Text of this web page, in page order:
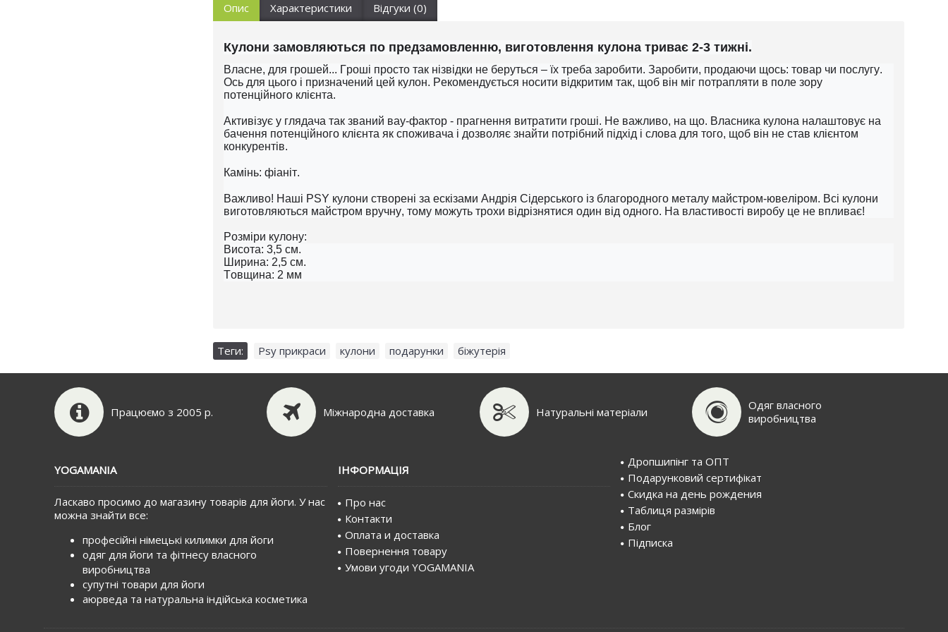
Опис Характеристики Відгуки (0)
Кулони замовляються по предзамовленню, виготовлення кулона триває 2-3 тижні.
Власне, для грошей... Гроші просто так нізвідки не беруться – їх треба заробити. Заробити, продаючи щось: товар чи послугу.
Ось для цього і призначений цей кулон. Рекомендується носити відкритим так, щоб він міг потрапляти в поле зору
потенційного клієнта.
Активізує у глядача так званий вау-фактор - прагнення витратити гроші. Не важливо, на що. Власника кулона налаштовує на
бачення потенційного клієнта як споживача і дозволяє знайти потрібний підхід і слова для того, щоб він не став клієнтом
конкурентів.
Камінь: фіаніт.
Важливо! Наші PSY кулони створені за ескізами Андрія Сідерського із благородного металу майстром-ювеліром. Всі кулони
виготовляються майстром вручну, тому можуть трохи відрізнятися один від одного. На властивості виробу це не впливає!
Розміри кулону:
Висота: 3,5 см.
Ширина: 2,5 см.
Товщина: 2 мм
Теги: Psy прикраси кулони подарунки біжутерія
Працюємо з 2005 р. Міжнародна доставка Натуральні матеріали
Одяг власного
виробництва
YOGAMANIA
Ласкаво просимо до магазину товарів для йоги. У нас
можна знайти все:
професійні німецькі килимки для йоги
одяг для йоги та фітнесу власного
виробництва
супутні товари для йоги
аюрведа та натуральна індійська косметика
IНФОРМАЦIЯ
Про нас
Контакти
Оплата и доставка
Повернення товару
Умови угоди YOGAMANIA
Дропшипінг та ОПТ
Подарунковий сертифiкат
Скидка на день рождения
Таблиця размірів
Блог
Пiдписка